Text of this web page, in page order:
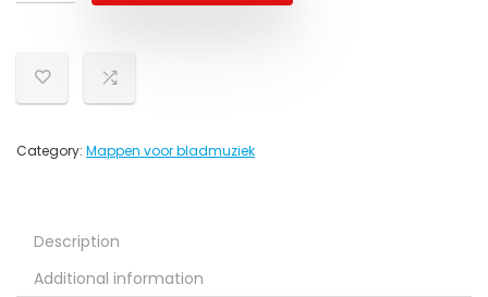
Category: Mappen voor bladmuziek
Description
Additional information